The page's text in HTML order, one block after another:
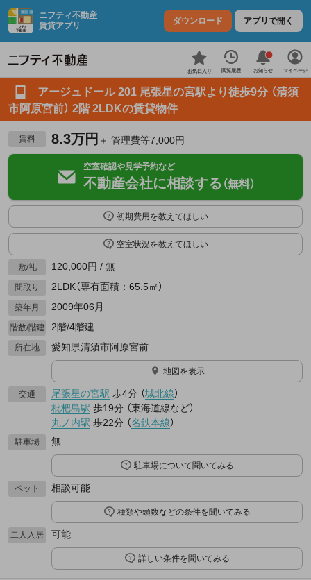
ニフティ不動産
賃貸アプリ
ダウンロード アプリで開く
お気に入り 閲覧履歴 お知らせ マイページ
アージュドール 201 尾張星の宮駅より徒歩9分 （清須
市阿原宮前） 2階 2LDKの賃貸物件
賃料 8.3万円 ＋ 管理費等7,000円
空室確認や見学予約など
不動産会社に相談する （無料）
初期費用を教えてほしい
空室状況を教えてほしい
敷/礼 120,000円 / 無
間取り 2LDK（専有面積：65.5㎡）
築年月 2009年06月
階数/階建 2階/4階建
所在地 愛知県清須市阿原宮前
地図を表示
交通 尾張星の宮駅 歩4分 （城北線）
枇杷島駅 歩19分 （東海道線など）
丸ノ内駅 歩22分 （名鉄本線）
駐車場 無
駐車場について聞いてみる
ペット 相談可能
種類や頭数などの条件を聞いてみる
二人入居 可能
詳しい条件を聞いてみる